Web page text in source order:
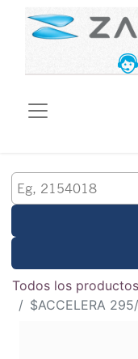
Todos los productos
$ACCELERA